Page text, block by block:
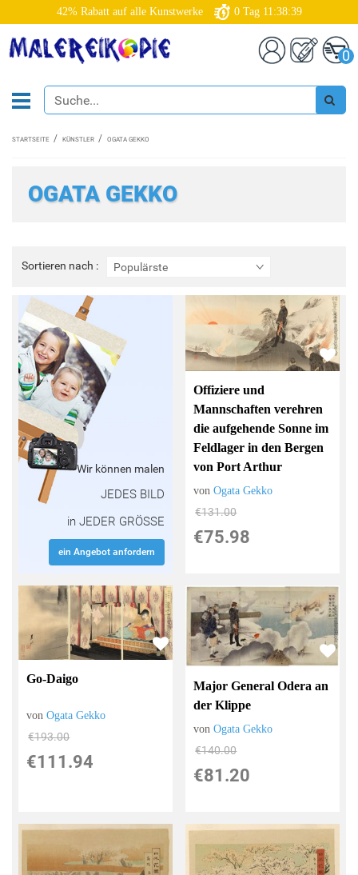
42% Rabatt auf alle Kunstwerke 0 Tag 11:38:38
0
STARTSEITE KÜNSTLER OGATA GEKKO
OGATA GEKKO
Sortieren nach : Populärste
Sortieren
nach
Wir können malen
JEDES BILD
in JEDER GRÖSSE
ein Angebot anfordern
Offiziere und
Mannschaften verehren
die aufgehende Sonne im
Feldlager in den Bergen
von Port Arthur
vonOgata Gekko
€131.00
€75.98
Go-Daigo
vonOgata Gekko
€193.00
€111.94
Major General Odera an
der Klippe
vonOgata Gekko
€140.00
€81.20